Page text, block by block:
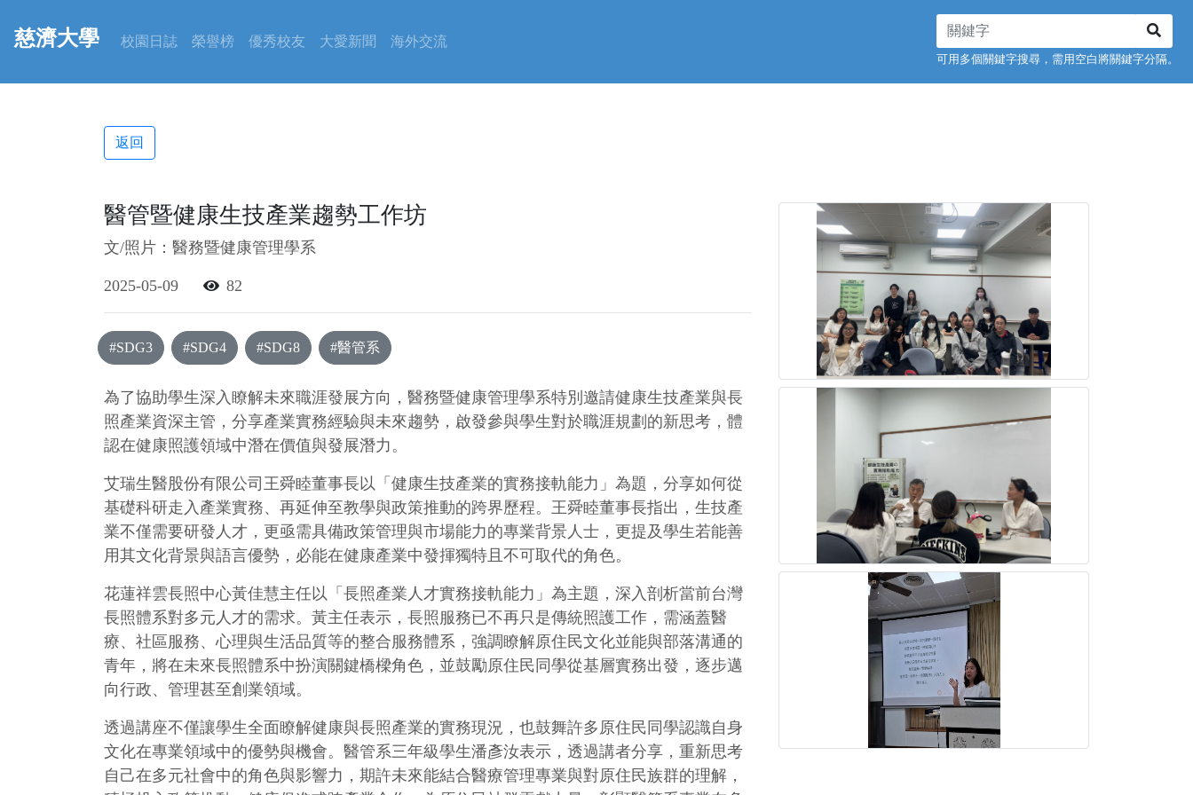
慈濟大學 校園日誌 榮譽榜 優秀校友 大愛新聞 海外交流
可用多個關鍵字搜尋，需用空白將關鍵字分隔。
返回
醫管暨健康生技產業趨勢工作坊
文/照片：醫務暨健康管理學系
2025-05-09 82
#SDG3 #SDG4 #SDG8 #醫管系
為了協助學生深入瞭解未來職涯發展方向，醫務暨健康管理學系特別邀請健康生技產業與長
照產業資深主管，分享產業實務經驗與未來趨勢，啟發參與學生對於職涯規劃的新思考，體
認在健康照護領域中潛在價值與發展潛力。
艾瑞生醫股份有限公司王舜睦董事長以「健康生技產業的實務接軌能力」為題，分享如何從
基礎科研走入產業實務、再延伸至教學與政策推動的跨界歷程。王舜睦董事長指出，生技產
業不僅需要研發人才，更亟需具備政策管理與市場能力的專業背景人士，更提及學生若能善
用其文化背景與語言優勢，必能在健康產業中發揮獨特且不可取代的角色。
花蓮祥雲長照中心黃佳慧主任以「長照產業人才實務接軌能力」為主題，深入剖析當前台灣
長照體系對多元人才的需求。黃主任表示，長照服務已不再只是傳統照護工作，需涵蓋醫
療、社區服務、心理與生活品質等的整合服務體系，強調瞭解原住民文化並能與部落溝通的
青年，將在未來長照體系中扮演關鍵橋樑角色，並鼓勵原住民同學從基層實務出發，逐步邁
向行政、管理甚至創業領域。
透過講座不僅讓學生全面瞭解健康與長照產業的實務現況，也鼓舞許多原住民同學認識自身
文化在專業領域中的優勢與機會。醫管系三年級學生潘彥汝表示，透過講者分享，重新思考
自己在多元社會中的角色與影響力，期許未來能結合醫療管理專業與對原住民族群的理解，